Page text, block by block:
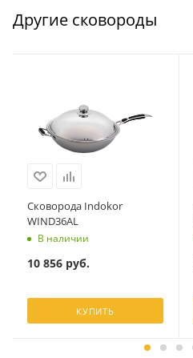
Другие сковороды
Сковорода Indokor
WIND36AL
В наличии
10 856руб.
КУПИТЬ